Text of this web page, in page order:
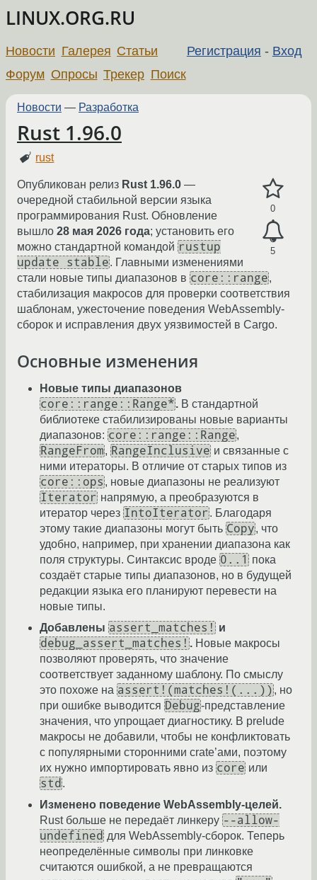
LINUX.ORG.RU
Регистрация - Вход
Новости Галерея Статьи
Форум Опросы Трекер Поиск
Новости — Разработка
Rust 1.96.0
rust
0
5
Опубликован релиз Rust 1.96.0 —
очередной стабильной версии языка
программирования Rust. Обновление
вышло 28 мая 2026 года; установить его
можно стандартной командой rustup
update stable. Главными изменениями
стали новые типы диапазонов в core::range,
стабилизация макросов для проверки соответствия
шаблонам, ужесточение поведения WebAssembly-
сборок и исправления двух уязвимостей в Cargo.
Основные изменения
Новые типы диапазонов
core::range::Range*. В стандартной
библиотеке стабилизированы новые варианты
диапазонов: core::range::Range,
RangeFrom, RangeInclusive и связанные с
ними итераторы. В отличие от старых типов из
core::ops , новые диапазоны не реализуют
Iterator напрямую, а преобразуются в
итератор через IntoIterator . Благодаря
этому такие диапазоны могут быть Copy, что
удобно, например, при хранении диапазона как
поля структуры. Синтаксис вроде 0..1 пока
создаёт старые типы диапазонов, но в будущей
редакции языка его планируют перевести на
новые типы.
Добавлены assert_matches! и
debug_assert_matches! . Новые макросы
позволяют проверять, что значение
соответствует заданному шаблону. По смыслу
это похоже на assert!(matches!(...)) , но
при ошибке выводится Debug-представление
значения, что упрощает диагностику. В prelude
макросы не добавили, чтобы не конфликтовать
с популярными сторонними crate’ами, поэтому
их нужно импортировать явно из core или
std .
Изменено поведение WebAssembly-целей.
Rust больше не передаёт линкеру --allow-
undefined для WebAssembly-сборок. Теперь
неопределённые символы при линковке
считаются ошибкой, а не превращаются